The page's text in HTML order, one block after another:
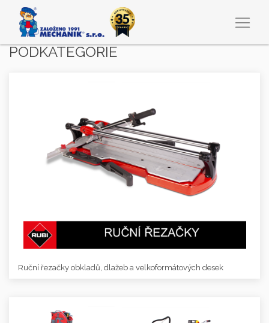
PODKATEGORIE
Ruční řezačky obkladů, dlažeb a velkoformátových desek